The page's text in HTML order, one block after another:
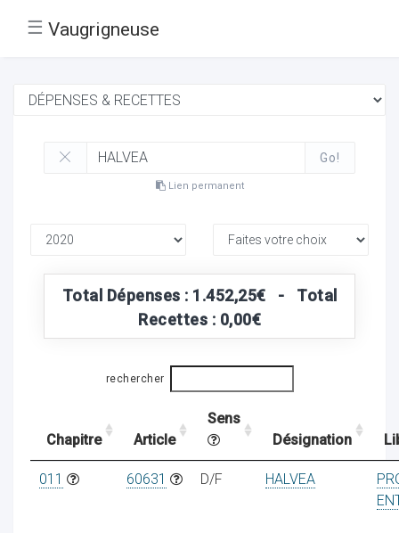
☰ Vaugrigneuse
Go!
Lien permanent
Total Dépenses : 1.452,25€ - Total
Recettes : 0,00€
rechercher
Chapitre Article
Sens
Désignation
011 60631 D/F HALVEA